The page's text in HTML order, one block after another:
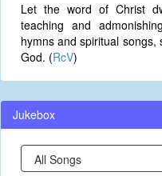
Let the word of Christ
teaching and
hymns and spiritual
God. (RcV)
Jukebox